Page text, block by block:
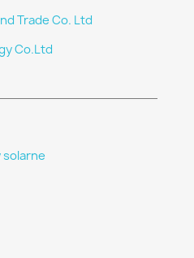
Trade Co. Ltd
Co.Ltd